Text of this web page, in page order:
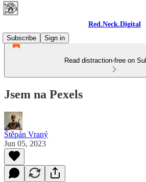
Red.Neck.Digital
Subscribe
Sign in
Read distraction-free on
Jsem na Pexels
Štěpán Vraný
Jun 05, 2023